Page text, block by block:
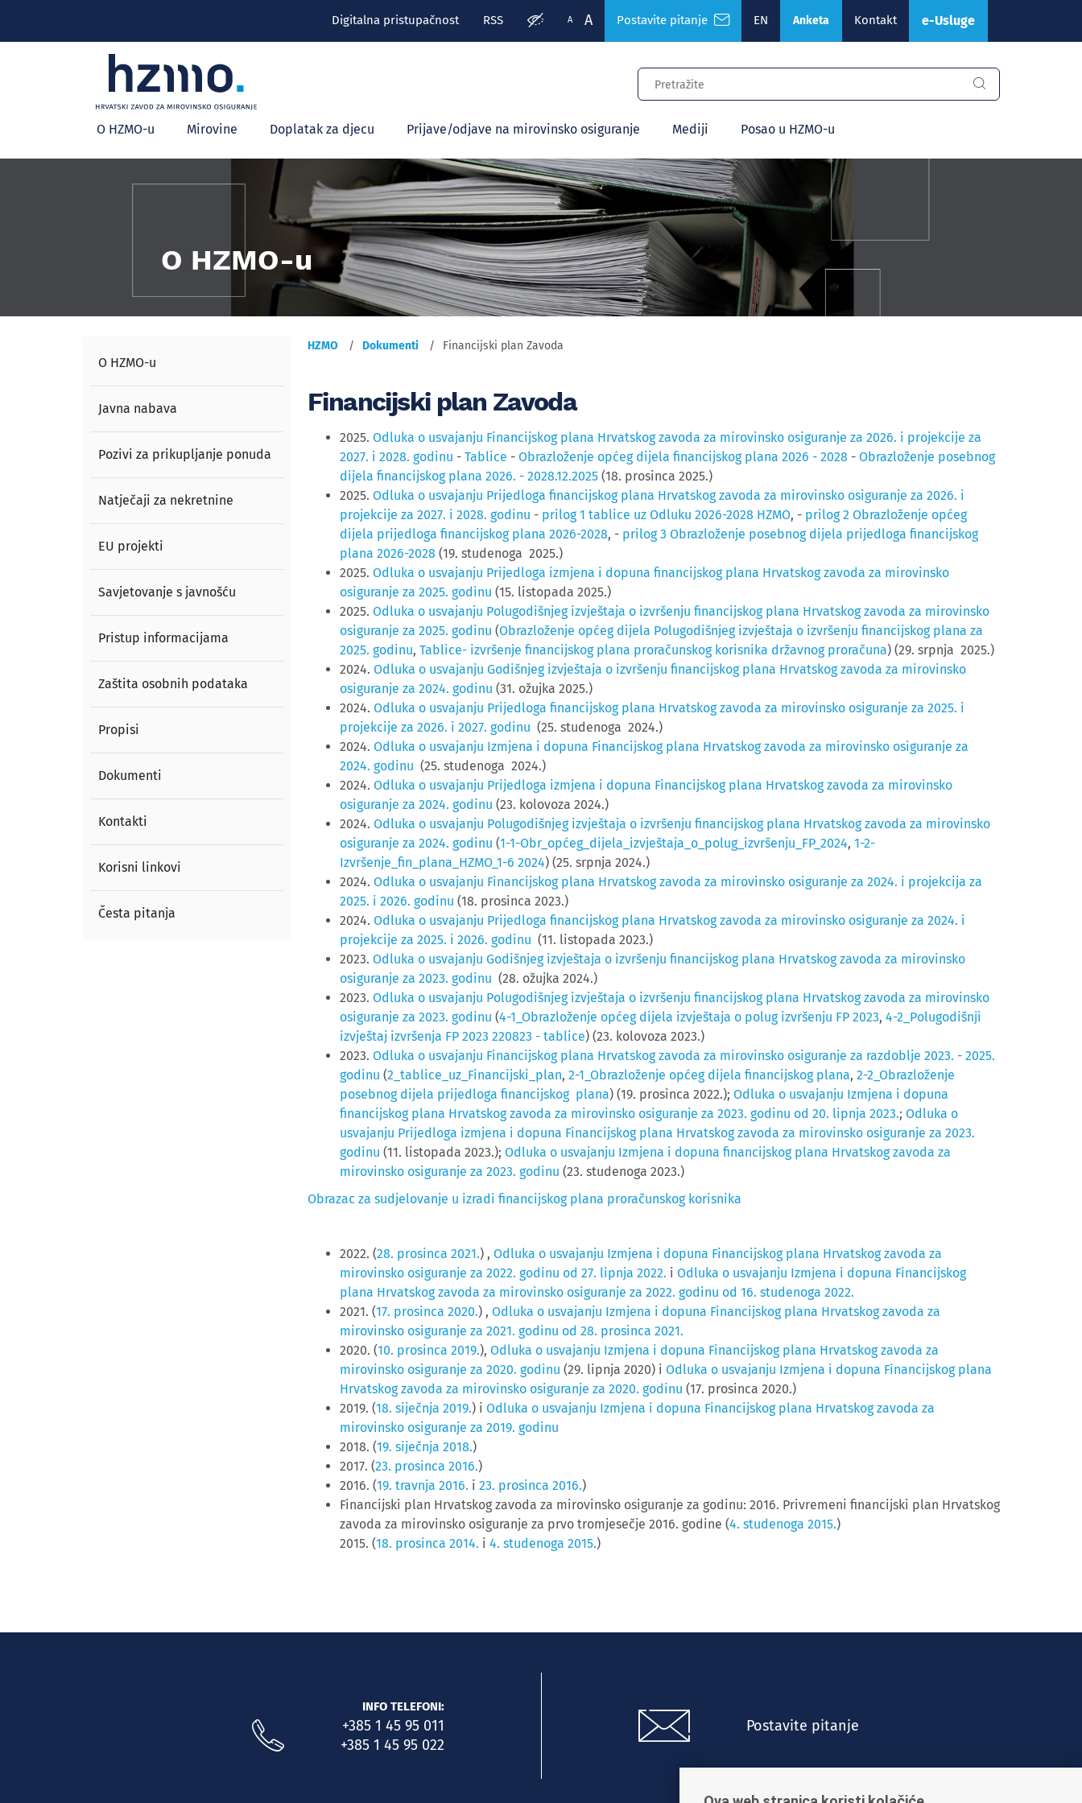
Digitalna pristupačnost RSS A A Postavite pitanje EN Anketa Kontakt e-Usluge
Glavni
izbornik
O HZMO-u Mirovine Doplatak za djecu Prijave/odjave na mirovinsko osiguranje Mediji Posao u HZMO-u
O HZMO-u
O HZMO-u
Javna nabava
Pozivi za prikupljanje ponuda
Natječaji za nekretnine
EU projekti
Savjetovanje s javnošću
Pristup informacijama
Zaštita osobnih podataka
Propisi
Dokumenti
Kontakti
Korisni linkovi
Česta pitanja
HZMO Dokumenti Financijski plan Zavoda
Financijski plan Zavoda
2025. Odluka o usvajanju Financijskog plana Hrvatskog zavoda za mirovinsko osiguranje za 2026. i projekcije za
2027. i 2028. godinu - Tablice - Obrazloženje općeg dijela financijskog plana 2026 - 2028 - Obrazloženje posebnog
dijela financijskog plana 2026. - 2028.12.2025 (18. prosinca 2025.)
2025. Odluka o usvajanju Prijedloga financijskog plana Hrvatskog zavoda za mirovinsko osiguranje za 2026. i
projekcije za 2027. i 2028. godinu - prilog 1 tablice uz Odluku 2026-2028 HZMO, - prilog 2 Obrazloženje općeg
dijela prijedloga financijskog plana 2026-2028, - prilog 3 Obrazloženje posebnog dijela prijedloga financijskog
plana 2026-2028 (19. studenoga 2025.)
2025. Odluka o usvajanju Prijedloga izmjena i dopuna financijskog plana Hrvatskog zavoda za mirovinsko
osiguranje za 2025. godinu (15. listopada 2025.)
2025. Odluka o usvajanju Polugodišnjeg izvještaja o izvršenju financijskog plana Hrvatskog zavoda za mirovinsko
osiguranje za 2025. godinu (Obrazloženje općeg dijela Polugodišnjeg izvještaja o izvršenju financijskog plana za
2025. godinu, Tablice- izvršenje financijskog plana proračunskog korisnika državnog proračuna) (29. srpnja 2025.)
2024. Odluka o usvajanju Godišnjeg izvještaja o izvršenju financijskog plana Hrvatskog zavoda za mirovinsko
osiguranje za 2024. godinu (31. ožujka 2025.)
2024. Odluka o usvajanju Prijedloga financijskog plana Hrvatskog zavoda za mirovinsko osiguranje za 2025. i
projekcije za 2026. i 2027. godinu (25. studenoga 2024.)
2024. Odluka o usvajanju Izmjena i dopuna Financijskog plana Hrvatskog zavoda za mirovinsko osiguranje za
2024. godinu (25. studenoga 2024.)
2024. Odluka o usvajanju Prijedloga izmjena i dopuna Financijskog plana Hrvatskog zavoda za mirovinsko
osiguranje za 2024. godinu (23. kolovoza 2024.)
2024. Odluka o usvajanju Polugodišnjeg izvještaja o izvršenju financijskog plana Hrvatskog zavoda za mirovinsko
osiguranje za 2024. godinu (1-1-Obr_općeg_dijela_izvještaja_o_polug_izvršenju_FP_2024, 1-2-
Izvršenje_fin_plana_HZMO_1-6 2024) (25. srpnja 2024.)
2024. Odluka o usvajanju Financijskog plana Hrvatskog zavoda za mirovinsko osiguranje za 2024. i projekcija za
2025. i 2026. godinu (18. prosinca 2023.)
2024. Odluka o usvajanju Prijedloga financijskog plana Hrvatskog zavoda za mirovinsko osiguranje za 2024. i
projekcije za 2025. i 2026. godinu (11. listopada 2023.)
2023. Odluka o usvajanju Godišnjeg izvještaja o izvršenju financijskog plana Hrvatskog zavoda za mirovinsko
osiguranje za 2023. godinu (28. ožujka 2024.)
2023. Odluka o usvajanju Polugodišnjeg izvještaja o izvršenju financijskog plana Hrvatskog zavoda za mirovinsko
osiguranje za 2023. godinu (4-1_Obrazloženje općeg dijela izvještaja o polug izvršenju FP 2023, 4-2_Polugodišnji
izvještaj izvršenja FP 2023 220823 - tablice) (23. kolovoza 2023.)
2023. Odluka o usvajanju Financijskog plana Hrvatskog zavoda za mirovinsko osiguranje za razdoblje 2023. - 2025.
godinu (2_tablice_uz_Financijski_plan, 2-1_Obrazloženje općeg dijela financijskog plana, 2-2_Obrazloženje
posebnog dijela prijedloga financijskog plana) (19. prosinca 2022.); Odluka o usvajanju Izmjena i dopuna
financijskog plana Hrvatskog zavoda za mirovinsko osiguranje za 2023. godinu od 20. lipnja 2023.; Odluka o
usvajanju Prijedloga izmjena i dopuna Financijskog plana Hrvatskog zavoda za mirovinsko osiguranje za 2023.
godinu (11. listopada 2023.); Odluka o usvajanju Izmjena i dopuna financijskog plana Hrvatskog zavoda za
mirovinsko osiguranje za 2023. godinu (23. studenoga 2023.)
Obrazac za sudjelovanje u izradi financijskog plana proračunskog korisnika
2022. (28. prosinca 2021.) , Odluka o usvajanju Izmjena i dopuna Financijskog plana Hrvatskog zavoda za
mirovinsko osiguranje za 2022. godinu od 27. lipnja 2022. i Odluka o usvajanju Izmjena i dopuna Financijskog
plana Hrvatskog zavoda za mirovinsko osiguranje za 2022. godinu od 16. studenoga 2022.
2021. (17. prosinca 2020.) , Odluka o usvajanju Izmjena i dopuna Financijskog plana Hrvatskog zavoda za
mirovinsko osiguranje za 2021. godinu od 28. prosinca 2021.
2020. (10. prosinca 2019.), Odluka o usvajanju Izmjena i dopuna Financijskog plana Hrvatskog zavoda za
mirovinsko osiguranje za 2020. godinu (29. lipnja 2020) i Odluka o usvajanju Izmjena i dopuna Financijskog plana
Hrvatskog zavoda za mirovinsko osiguranje za 2020. godinu (17. prosinca 2020.)
2019. (18. siječnja 2019.) i Odluka o usvajanju Izmjena i dopuna Financijskog plana Hrvatskog zavoda za
mirovinsko osiguranje za 2019. godinu
2018. (19. siječnja 2018.)
2017. (23. prosinca 2016.)
2016. (19. travnja 2016. i 23. prosinca 2016.)
Financijski plan Hrvatskog zavoda za mirovinsko osiguranje za godinu: 2016. Privremeni financijski plan Hrvatskog
zavoda za mirovinsko osiguranje za prvo tromjesečje 2016. godine (4. studenoga 2015.)
2015. (18. prosinca 2014. i 4. studenoga 2015.)
INFO TELEFONI:
+385 1 45 95 011
+385 1 45 95 022
Postavite pitanje